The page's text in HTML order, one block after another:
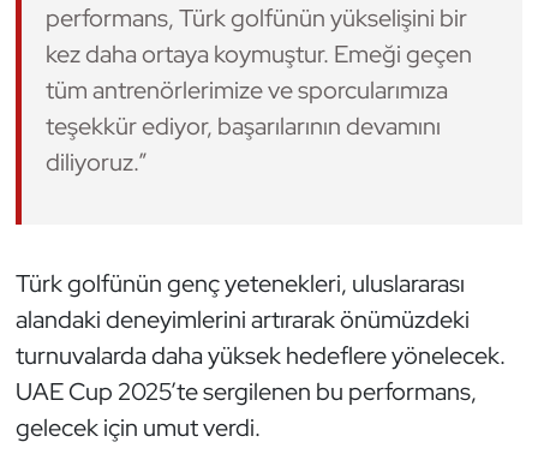
performans, Türk golfünün yükselişini bir
kez daha ortaya koymuştur. Emeği geçen
tüm antrenörlerimize ve sporcularımıza
teşekkür ediyor, başarılarının devamını
diliyoruz.”
Türk golfünün genç yetenekleri, uluslararası
alandaki deneyimlerini artırarak önümüzdeki
turnuvalarda daha yüksek hedeflere yönelecek.
UAE Cup 2025’te sergilenen bu performans,
gelecek için umut verdi.
Özel Sporcular
Paralimpik
Ragbi
Sualtı Sporları
Tekvando
Tenis